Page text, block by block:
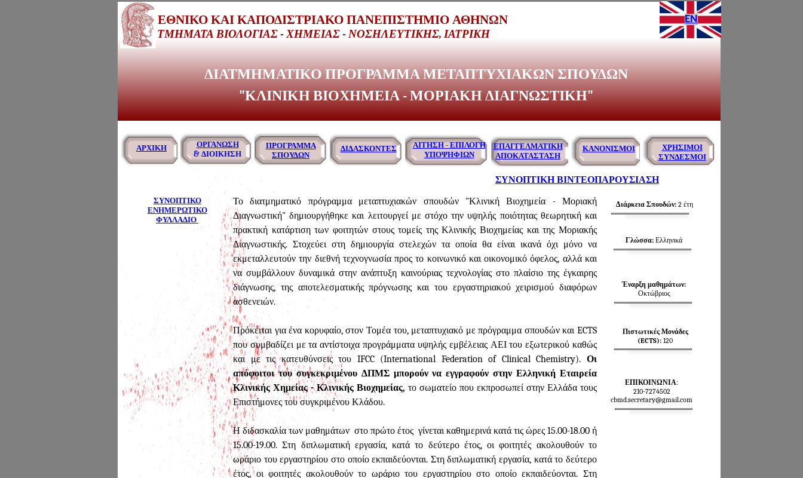
ΕΘΝΙΚΟ ΚΑΙ ΚΑΠΟΔΙΣΤΡΙΑΚΟ ΠΑΝΕΠΙΣΤΗΜΙΟ ΑΘΗΝΩΝ
ΤΜΗΜΑΤΑ ΒΙΟΛΟΓΙΑΣ - ΧΗΜΕΙΑΣ - ΝΟΣΗΛΕΥΤΙΚΗΣ, ΙΑΤΡΙΚΗ
ΣΧΟΛΗ
ΔΙΑΤΜΗΜΑΤΙΚΟ ΠΡΟΓΡΑΜΜΑ ΜΕΤΑΠΤΥΧΙΑΚΩΝ ΣΠΟΥΔΩΝ
"ΚΛΙΝΙΚΗ ΒΙΟΧΗΜΕΙΑ - ΜΟΡΙΑΚΗ ΔΙΑΓΝΩΣΤΙΚΗ"
ΕΠΑΓΓΕΛΜΑΤΙΚΗ
ΑΠΟΚΑΤΑΣΤΑΣΗ
ΕΠΙΚΟΙΝΩΝΙΑ
Διάρκεια Σπουδών:2 έτη
Γλώσσα:Ελληνικά
Έναρξη μαθημάτων:
Οκτώβριος
Πιστωτικές Μονάδες
(ECTS): 120
Το διατμηματικό πρόγραμμα μεταπτυχιακών σπουδών "Κλινική Βιοχημεία - Μοριακή
Διαγνωστική" δημιουργήθηκε και λειτουργεί με στόχο την υψηλής ποιότητας θεωρητική και
πρακτική κατάρτιση των φοιτητών στους τομείς της Κλινικής Βιοχημείας και της Μοριακής
Διαγνωστικής. Στοχεύει στη δημιουργία στελεχών τα οποία θα είναι ικανά όχι μόνο να
εκμεταλλευτούν την διεθνή τεχνογνωσία προς το κοινωνικό και οικονομικό όφελος, αλλά και
να συμβάλλουν δυναμικά στην ανάπτυξη καινούριας τεχνολογίας στο πλαίσιο της έγκαιρης
διάγνωσης, της αποτελεσματικής πρόγνωσης και του εργαστηριακού χειρισμού διαφόρων
ασθενειών.
Πρόκειται για ένα κορυφαίο, στον Τομέα του, μεταπτυχιακό με πρόγραμμα σπουδών και ECTS
που συμβαδίζει με τα αντίστοιχα προγράμματα υψηλής εμβέλειας ΑΕΙ του εξωτερικού καθώς
και με τις κατευθύνσεις του IFCC (International Federation of Clinical Chemistry). Οι
απόφοιτοι του συγκεκριμένου ΔΠΜΣ μπορούν να εγγραφούν στην Ελληνική Εταιρεία
Κλινικής Χημείας - Κλινικής Βιοχημείας, το σωματείο που εκπροσωπεί στην Ελλάδα τους
Επιστήμονες του συγκριμένου Κλάδου.
Η διδασκαλία των μαθημάτων στο πρώτο έτος γίνεται καθημερινά κατά τις ώρες 15.00-18.00 ή
15.00-19.00. Στη διπλωματική εργασία, κατά το δεύτερο έτος, οι φοιτητές ακολουθούν το
ωράριο του εργαστηρίου στο οποίο εκπαιδεύονται. Στη διπλωματική εργασία, κατά το δεύτερο
έτος, οι φοιτητές ακολουθούν το ωράριο του εργαστηρίου στο οποίο εκπαιδεύονται. Στη
ΕΠΙΚΟΙΝΩΝΙΑ:
210-7274502
cbmd.secretary@gmail.com
ΚΑΝΟΝΙΣΜΟΣ
ΛΕΙΤΟΥΡΓΙΑΣ
ΑΡΧΙΚΗ ΚΑΝΟΝΙΣΜΟΙ
EN
ΧΡΗΣΙΜΟΙ
ΣΥΝΔΕΣΜΟΙ
ΟΡΓΑΝΩΣΗ
& ΔΙΟΙΚΗΣΗ
ΠΡΟΓΡΑΜΜΑ
ΣΠΟΥΔΩΝ
ΔΙΔΑΣΚΟΝΤΕΣ
ΑΙΤΗΣΗ - ΕΠΙΛΟΓΗ
ΥΠΟΨΗΦΙΩΝ
ΕΠΑΓΓΕΛΜΑΤΙΚΗ
ΑΠΟΚΑΤΑΣΤΑΣΗ
ΣΥΝΟΠΤΙΚΗ ΒΙΝΤΕΟΠΑΡΟΥΣΙΑΣΗ
ΣΥΝΟΠΤΙΚΟ
ΕΝΗΜΕΡΩΤΙΚΟ
ΦΥΛΛΑΔΙΟ